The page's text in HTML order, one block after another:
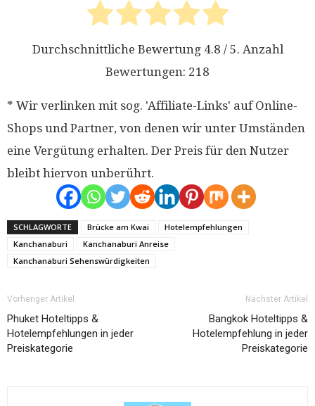
Durchschnittliche Bewertung 4.8 / 5. Anzahl
Bewertungen: 218
* Wir verlinken mit sog. 'Affiliate-Links' auf Online-
Shops und Partner, von denen wir unter Umständen
eine Vergütung erhalten. Der Preis für den Nutzer
bleibt hiervon unberührt.
SCHLAGWORTE Brücke am Kwai
Hotelempfehlungen
Kanchanaburi
Kanchanaburi Anreise
Kanchanaburi Sehenswürdigkeiten
Vorheriger Artikel
Phuket Hoteltipps &
Hotelempfehlungen in jeder
Preiskategorie
Nächster Artikel
Bangkok Hoteltipps &
Hotelempfehlung in jeder
Preiskategorie